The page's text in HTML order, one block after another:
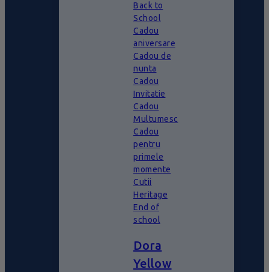
Back to
School
Cadou
aniversare
Cadou de
nunta
Cadou
Invitatie
Cadou
Multumesc
Cadou
pentru
primele
momente
Cutii
Heritage
End of
school
Dora
Yellow